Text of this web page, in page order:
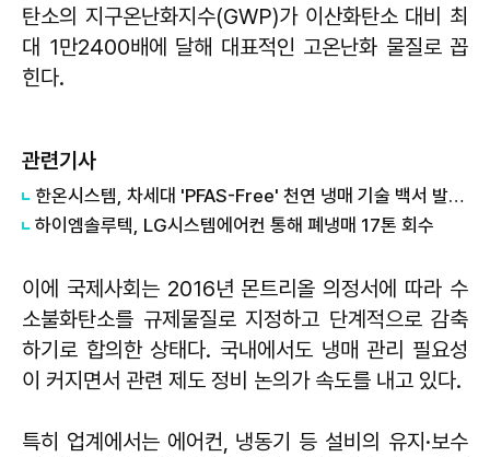
탄소의 지구온난화지수(GWP)가 이산화탄소 대비 최
대 1만2400배에 달해 대표적인 고온난화 물질로 꼽
힌다.
관련기사
한온시스템, 차세대 'PFAS-Free' 천연 냉매 기술 백서 발간…"양산 준비 완료"
하이엠솔루텍, LG시스템에어컨 통해 폐냉매 17톤 회수
이에 국제사회는 2016년 몬트리올 의정서에 따라 수
소불화탄소를 규제물질로 지정하고 단계적으로 감축
하기로 합의한 상태다. 국내에서도 냉매 관리 필요성
이 커지면서 관련 제도 정비 논의가 속도를 내고 있다.
특히 업계에서는 에어컨, 냉동기 등 설비의 유지·보수